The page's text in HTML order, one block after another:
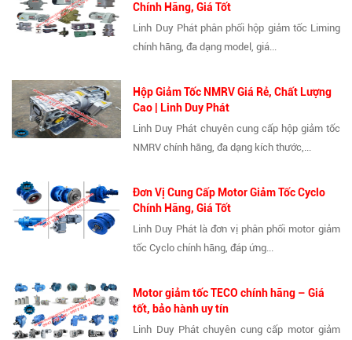
Chính Hãng, Giá Tốt
Linh Duy Phát phân phối hộp giảm tốc Liming
chính hãng, đa dạng model, giá...
Hộp Giảm Tốc NMRV Giá Rẻ, Chất Lượng
Cao | Linh Duy Phát
Linh Duy Phát chuyên cung cấp hộp giảm tốc
NMRV chính hãng, đa dạng kích thước,...
Đơn Vị Cung Cấp Motor Giảm Tốc Cyclo
Chính Hãng, Giá Tốt
Linh Duy Phát là đơn vị phân phối motor giảm
tốc Cyclo chính hãng, đáp ứng...
Motor giảm tốc TECO chính hãng – Giá
tốt, bảo hành uy tín
Linh Duy Phát chuyên cung cấp motor giảm